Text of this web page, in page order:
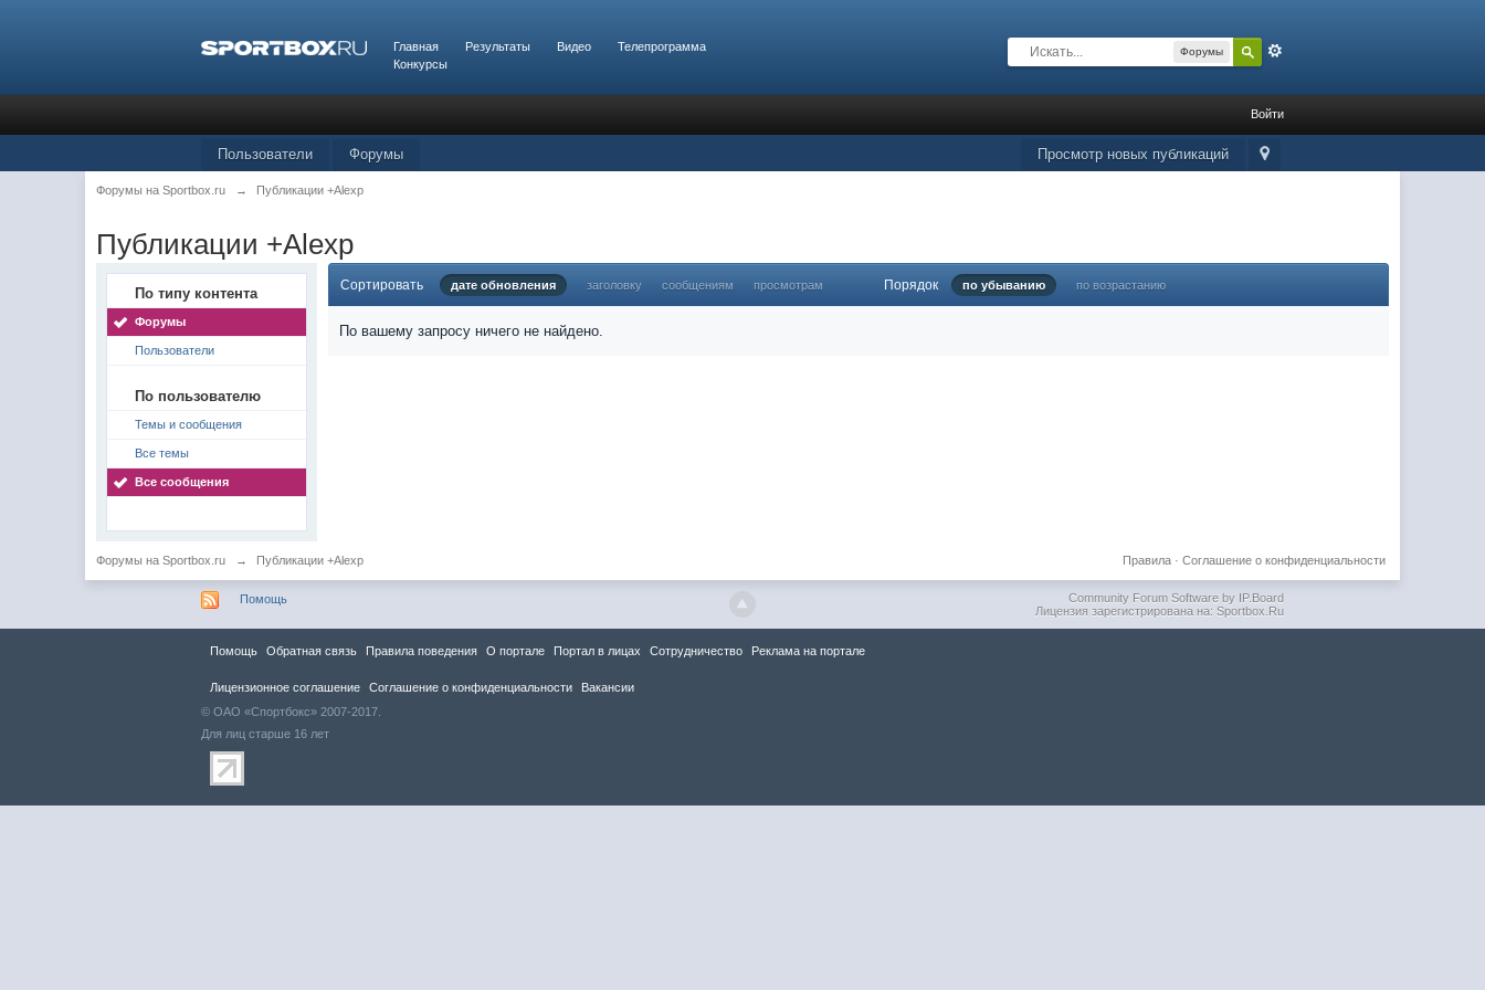
Главная Результаты Видео
Телепрограмма
Конкурсы
Форумы
Войти
Просмотр новых публикаций
Пользователи Форумы
Форумы на Sportbox.ru → Публикации +Alexp
Публикации +Alexp
По типу контента
Форумы
Пользователи
По пользователю
Темы и сообщения
Все темы
Все сообщения
Сортировать дате обновления заголовку сообщениям просмотрам Порядок по убыванию по возрастанию
По вашему запросу ничего не найдено.
Форумы на Sportbox.ru → Публикации +Alexp Соглашение о конфиденциальности
Правила·
Помощь
Community Forum Software by IP.Board
Лицензия зарегистрирована на: Sportbox.Ru
Помощь Обратная связь Правила повeдения О портале Портал в лицах Сотрудничество Реклама на портале
Лицензионное соглашение Соглашение о конфиденциальности
Вакансии
© ОАО «Спортбокс» 2007-2017.
Для лиц старше 16 лет